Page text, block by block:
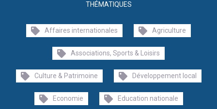
THÉMATIQUES
Affaires internationales Agriculture
Associations, Sports & Loisirs
Culture & Patrimoine Développement local
Economie Education nationale